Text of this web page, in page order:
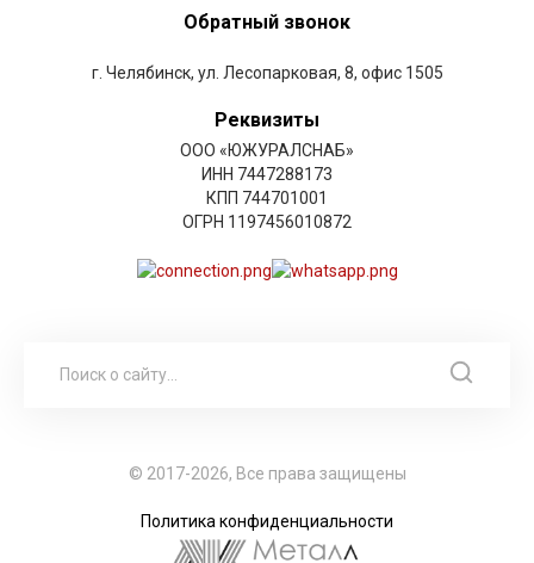
Обратный звонок
г. Челябинск, ул. Лесопарковая, 8, офис 1505
Реквизиты
ООО «ЮЖУРАЛСНАБ»
ИНН 7447288173
КПП 744701001
ОГРН 1197456010872
© 2017-2026, Все права защищены
Политика конфиденциальности